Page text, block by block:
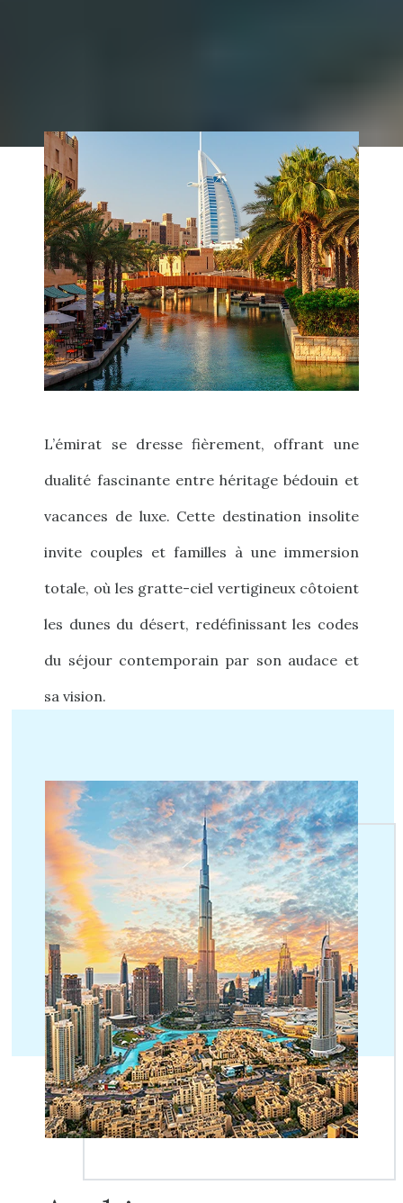
L’émirat se dresse fièrement, offrant une
dualité fascinante entre héritage bédouin et
vacances de luxe. Cette destination insolite
invite couples et familles à une immersion
totale, où les gratte-ciel vertigineux côtoient
les dunes du désert, redéfinissant les codes
du séjour contemporain par son audace et
sa vision.